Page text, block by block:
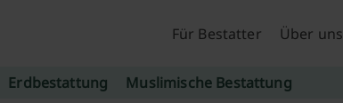
Für Bestatter
Über uns
Erdbestattung
Muslimische Bestattung